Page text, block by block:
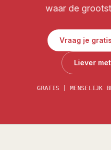
waar de
Vraag je
Liever
GRATIS | MENSELIJK